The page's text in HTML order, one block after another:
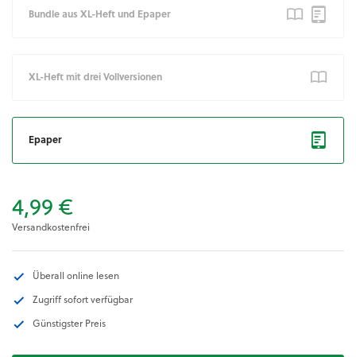
Bundle aus XL-Heft und Epaper
XL-Heft mit drei Vollversionen
Epaper
4,99 €
Versandkostenfrei
Überall online lesen
Zugriff sofort verfügbar
Günstigster Preis